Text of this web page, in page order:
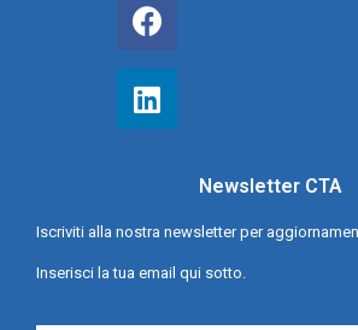
Newsletter CTA
Iscriviti alla nostra newsletter per
Inserisci la tua email qui sotto.